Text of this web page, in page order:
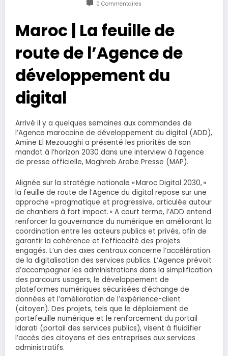
0 Commentaires
Maroc | La feuille de
route de l’Agence de
développement du
digital
Arrivé il y a quelques semaines aux commandes de
l’Agence marocaine de développement du digital (ADD),
Amine El Mezouaghi a présenté les priorités de son
mandat à l’horizon 2030 dans une interview à l’agence
de presse officielle, Maghreb Arabe Presse (MAP).
Alignée sur la stratégie nationale « Maroc Digital 2030, »
la feuille de route de l’Agence du digital repose sur une
approche « pragmatique et progressive, articulée autour
de chantiers à fort impact. » A court terme, l’ADD entend
renforcer la gouvernance du numérique en améliorant la
coordination entre les acteurs publics et privés, afin de
garantir la cohérence et l’efficacité des projets
engagés. L’un des axes centraux concerne l’accélération
de la digitalisation des services publics. L’Agence prévoit
d’accompagner les administrations dans la simplification
des parcours usagers, le développement de
plateformes numériques sécurisées d’échange de
données et l’amélioration de l’expérience-client
(citoyen). Des projets, tels que le déploiement de
portefeuille numérique et le renforcement du portail
Idarati (portail des services publics), visent à fluidifier
l’accès des citoyens et des entreprises aux services
administratifs.